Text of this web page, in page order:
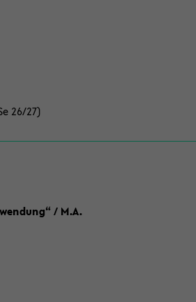
26/27)
/ M.A.